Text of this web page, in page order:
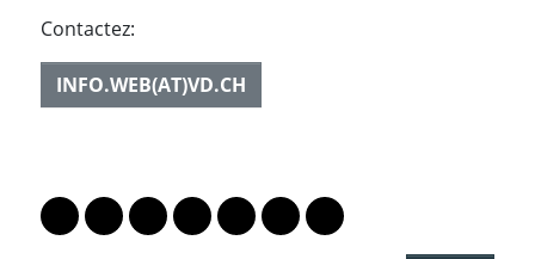
Contactez:
INFO.WEB(AT)VD.CH
Lien vers le profil Mastodon
Lien vers le profil Bluesky
Lien vers le profil Instagram
Lien vers le profil Linkedin
Lien vers le profil Facebook
Lien vers le profil Twitter
Partager par WhatsApp